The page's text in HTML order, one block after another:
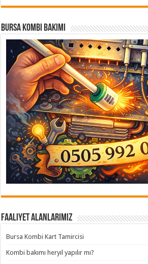
Bursa Kombi Bakımı
Faaliyet Alanlarımız
Bursa Kombi Kart Tamircisi
Kombi bakımı heryıl yapılır mı?